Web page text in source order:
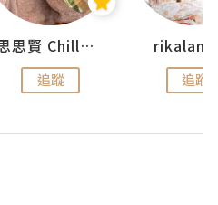
思思賢 ChillMyBabe
追蹤 追蹤